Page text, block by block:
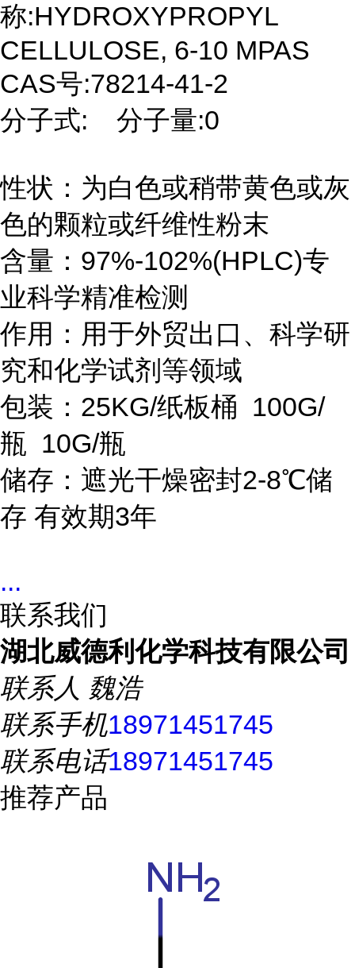
称:HYDROXYPROPYL
CELLULOSE, 6-10 MPAS
CAS号:78214-41-2
分子式: 分子量:0
性状：为白色或稍带黄色或灰
色的颗粒或纤维性粉末
含量：97%-102%(HPLC)专
业科学精准检测
作用：用于外贸出口、科学研
究和化学试剂等领域
包装：25KG/纸板桶 100G/
瓶 10G/瓶
储存：遮光干燥密封2-8℃储
存 有效期3年
...
联系我们
湖北威德利化学科技有限公司
联系人 魏浩
联系手机18971451745
联系电话18971451745
推荐产品